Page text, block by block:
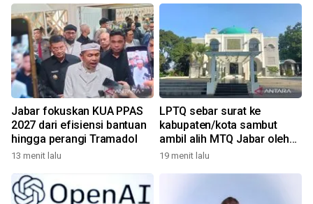
Jabar fokuskan KUA PPAS
2027 dari efisiensi bantuan
hingga perangi Tramadol
13 menit lalu
LPTQ sebar surat ke
kabupaten/kota sambut
ambil alih MTQ Jabar oleh
Pemprov
19 menit lalu